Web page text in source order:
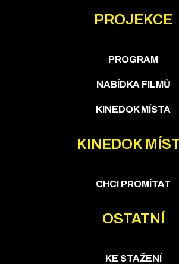
PROJEKCE
PROGRAM
NABÍDKA FILMŮ
KINEDOK MÍSTA
KINEDOK
CHCI PROMÍTAT
OSTATNÍ
KE STAŽENÍ